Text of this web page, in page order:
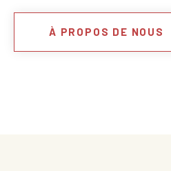
À PROPOS DE NOUS